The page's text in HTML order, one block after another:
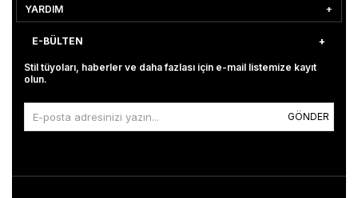
YARDIM
E-BÜLTEN
Stil tüyoları, haberler ve daha fazlası için e-mail listemize kayıt
olun.
GÖNDER